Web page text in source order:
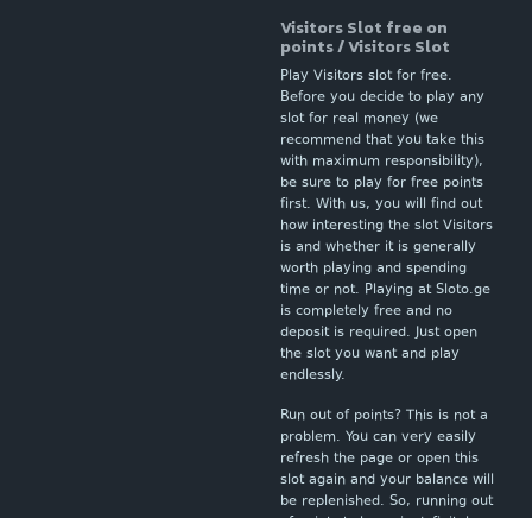
Visitors Slot free on
points / Visitors Slot
Play Visitors slot for free.
Before you decide to play any
slot for real money (we
recommend that you take this
with maximum responsibility),
be sure to play for free points
first. With us, you will find out
how interesting the slot Visitors
is and whether it is generally
worth playing and spending
time or not. Playing at Sloto.ge
is completely free and no
deposit is required. Just open
the slot you want and play
endlessly.
Run out of points? This is not a
problem. You can very easily
refresh the page or open this
slot again and your balance will
be replenished. So, running out